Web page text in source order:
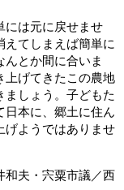
は元に戻せませ
えてしまえば簡単に
とか間に合いま
上げてきたこの農地
ましょう。子どもた
日本に、郷土に住ん
げようではありませ
夫・宍粟市議／西